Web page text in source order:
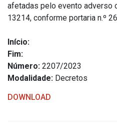
afetadas pelo evento adverso
13214, conforme portaria n.º
Início:
Fim:
Número: 2207/2023
Modalidade: Decretos
DOWNLOAD